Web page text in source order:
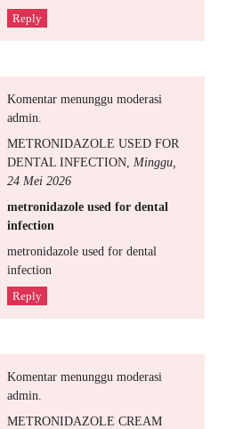
Reply
Komentar menunggu moderasi
admin.
METRONIDAZOLE USED FOR
DENTAL INFECTION Minggu,
24 Mei 2026
metronidazole used for dental
infection
metronidazole used for dental
infection
Reply
Komentar menunggu moderasi
admin.
METRONIDAZOLE CREAM